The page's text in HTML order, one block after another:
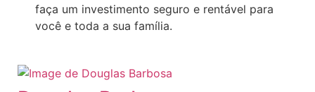
faça um investimento seguro e rentável para
você e toda a sua família.